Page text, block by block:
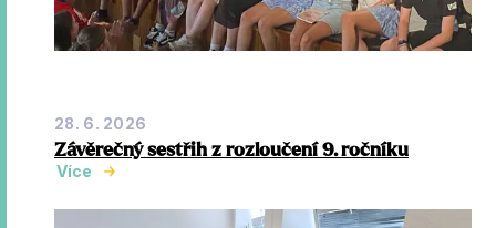
28. 6. 2026
Závěrečný sestřih z rozloučení 9. ročníku
Více